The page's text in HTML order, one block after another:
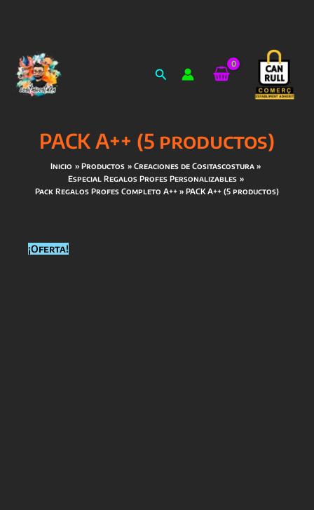
contenido
Buscar
PACK A++ (5 productos)
Inicio Productos
Creaciones de Cositascostura
Especial Regalos Profes Personalizables
Pack Regalos Profes Completo A++
PACK A++ (5 productos)
¡Oferta!